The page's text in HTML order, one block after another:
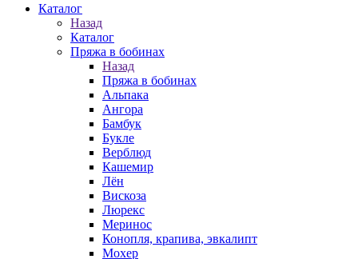
Каталог
Назад
Каталог
Пряжа в бобинах
Назад
Пряжа в бобинах
Альпака
Ангора
Бамбук
Букле
Верблюд
Кашемир
Лён
Вискоза
Люрекс
Меринос
Конопля, крапива, эвкалипт
Мохер